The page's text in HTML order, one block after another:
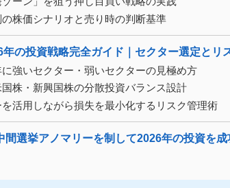
株価シナリオと売り時の判断基準
の投資戦略完全ガイド｜セクター選定とリ
強いセクター・弱いセクターの見極め方
国株・新興国株の分散投資バランス設計
活用しながら損失を最小化するリスク管理術
選挙アノマリーを制して2026年の投資を成